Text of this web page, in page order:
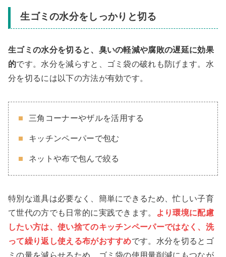
生ゴミの水分をしっかりと切る
生ゴミの水分を切ると、臭いの軽減や腐敗の遅延に効果
的です。水分を減らすと、ゴミ袋の破れも防げます。水
分を切るには以下の方法が有効です。
三角コーナーやザルを活用する
キッチンペーパーで包む
ネットや布で包んで絞る
特別な道具は必要なく、簡単にできるため、忙しい子育
て世代の方でも日常的に実践できます。
より環境に配慮
したい方は、使い捨てのキッチンペーパーではなく、洗
って繰り返し使える布がおすすめです。水分を切るとゴ
ミの量を減らせるため、ゴミ袋の使用量削減にもつなが